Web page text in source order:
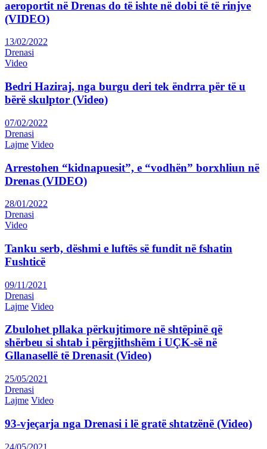
aeroportit në Drenas do të ishte në dobi të të rinjve
(VIDEO)
13/02/2022
Drenasi
Video
Bedri Haziraj, nga burgu deri tek ëndrra për të u
bërë skulptor (Video)
07/02/2022
Drenasi
Lajme Video
Arrestohen “kidnapuesit”, e “vodhën” borxhliun në
Drenas (VIDEO)
28/01/2022
Drenasi
Video
Tanku serb, dëshmi e luftës së fundit në fshatin
Fushticë
09/11/2021
Drenasi
Lajme Video
Zbulohet pllaka përkujtimore në shtëpinë që
shërbeu si shtab i përgjithshëm i UÇK-së në
Gllanasellë të Drenasit (Video)
25/05/2021
Drenasi
Lajme Video
93-vjeçarja nga Drenasi i lë gratë shtatzënë (Video)
24/05/2021